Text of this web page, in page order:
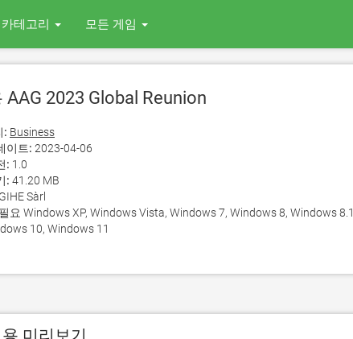
카테고리 모든 게임
AAG 2023 Global Reunion
: Business
이트: 2023-04-06
: 1.0
: 41.20 MB
GIHE Sàrl
필요 Windows XP, Windows Vista, Windows 7, Windows 8, Windows 8.1
10, Windows 11
미리보기